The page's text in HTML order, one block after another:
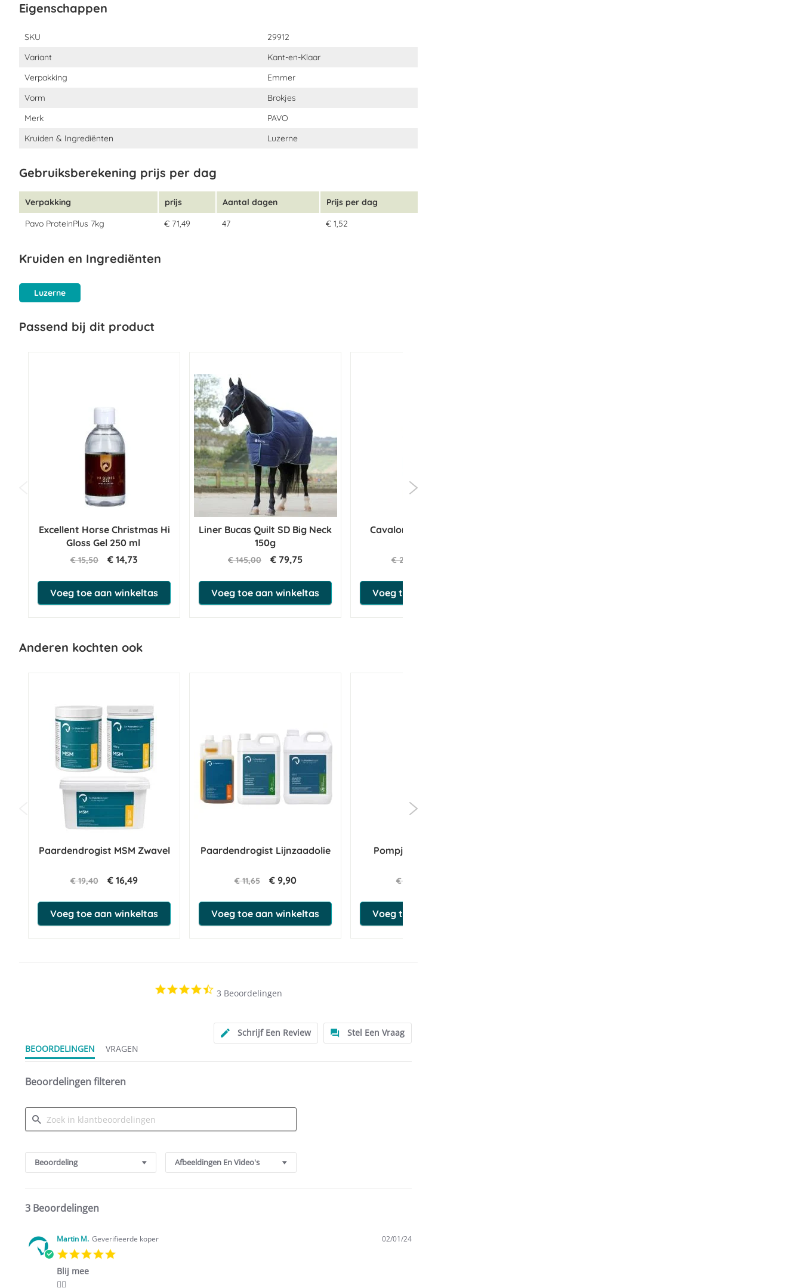
Voor het juiste gebruik bij je paard verwijzen wij je graag naar de tweede foto. Hier staat het
Eigenschappen
Eigenschappen
SKU
29912
Variant
Kant-en-Klaar
Verpakking
Emmer
Vorm
Brokjes
Merk
PAVO
Kruiden & Ingrediënten
Luzerne
Gebruiksberekening prijs per dag
Verpakking prijs Aantal dagen
Prijs per dag
Pavo ProteinPlus 7kg
€ 71,49 47 € 1,52
Kruiden en Ingrediënten
Luzerne
Passend bij dit product
Excellent Horse Christmas Hi
Gloss Gel 250 ml
€ 15,50 € 14,73
Voeg toe aan winkeltas
Liner Bucas Quilt SD Big Neck
150g
€ 145,00 € 79,75
Voeg toe aan winkeltas
Cavalor Coolsens 500 ml
€ 23,00
Voeg toe aan winkeltas
Anderen kochten ook
Paardendrogist MSM Zwavel
€ 19,40 € 16,49
Voeg toe aan winkeltas
Paardendrogist Lijnzaadolie
€ 11,65 € 9,90
Voeg toe aan winkeltas
Pompje Jerrycan 30 ml
€ 5,80
Voeg toe aan winkeltas
4.7
star
3 Beoordelingen
Schrijf Een Review
Stel Een Vraag
BEOORDELINGEN
VRAGEN
Beoordelingen filteren
Reviews
Beoordeling Afbeeldingen En Video's
3 Beoordelingen
Martin M. Geverifieerde koper 02/01/24
Blij mee
Review
review
👍🏼